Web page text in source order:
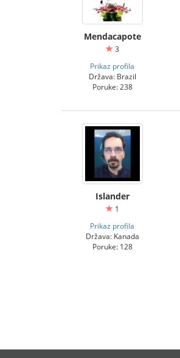
Mendacapote
3
Prikaz profila
Država: Brazil
Poruke: 238
Islander
1
Prikaz profila
Država: Kanada
Poruke: 128